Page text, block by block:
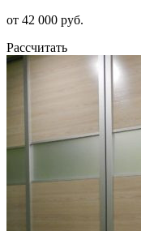
от 42 000 руб.
Рассчитать